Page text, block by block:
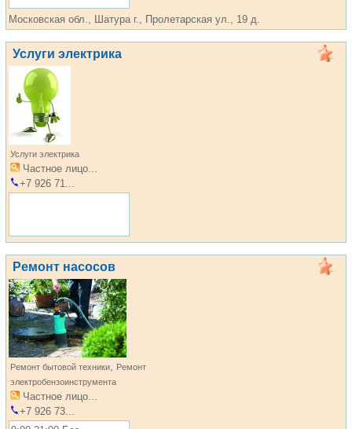
Московская обл., Шатура г., Пролетарская ул., 19 д.
Услуги электрика
Услуги электрика
Частное лицо...
+7 926 71...
Ремонт насосов
Ремонт бытовой техники, Ремонт
электробензоинструмента
Частное лицо...
+7 926 73...